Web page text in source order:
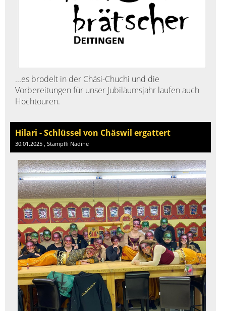
...es brodelt in der Chäsi-Chuchi und die
Vorbereitungen für unser Jubiläumsjahr laufen auch
Hochtouren.
Hilari - Schlüssel von Chäswil ergattert
30.01.2025 , Stampfli Nadine